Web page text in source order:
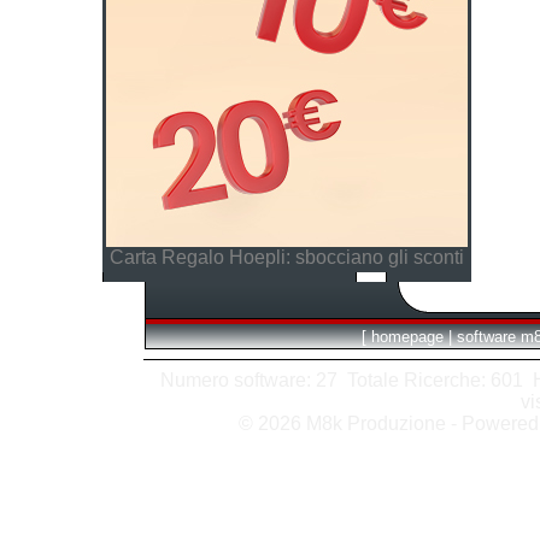
Carta Regalo Hoepli: sbocciano gli sconti
[ homepage | software